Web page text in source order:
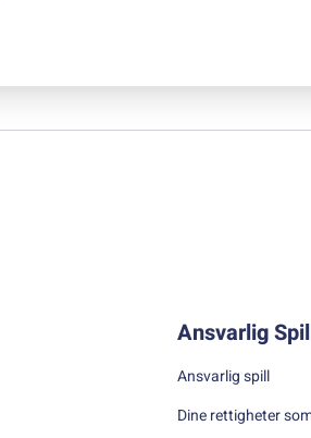
Ansvarlig
Ansvarlig spill
Dine rettigheter